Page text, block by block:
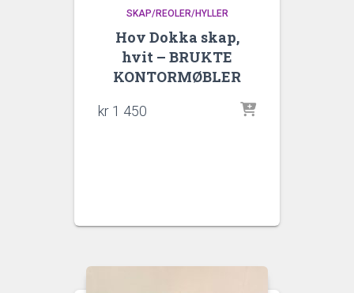
SKAP/REOLER/HYLLER
Hov Dokka skap,
hvit – BRUKTE
KONTORMØBLER
kr 1 450